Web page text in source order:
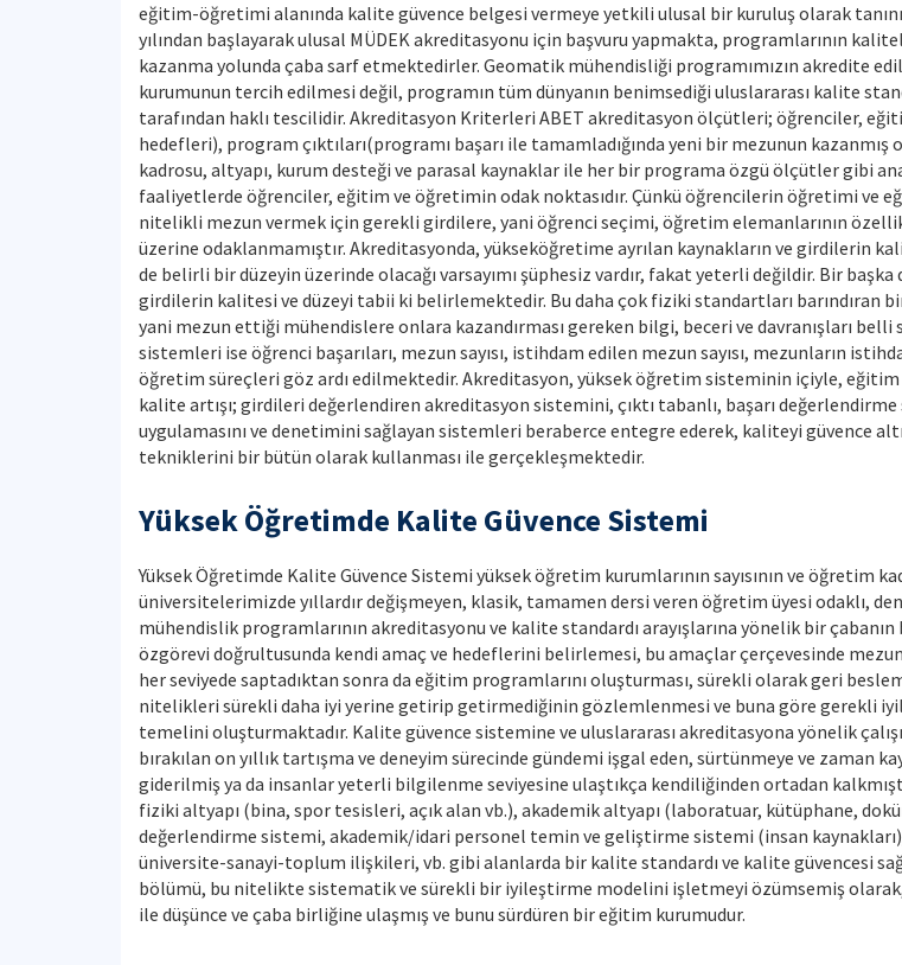
eğitim-öğretimi alanında kalite güvence belgesi vermeye yetkili ulusal bir kuruluş olarak
yılından başlayarak ulusal MÜDEK akreditasyonu için başvuru yapmakta, programlarının
kazanma yolunda çaba sarf etmektedirler. Geomatik mühendisliği programımızın akredite
kurumunun tercih edilmesi değil, programın tüm dünyanın benimsediği uluslararası kalite
tarafından haklı tescilidir. Akreditasyon Kriterleri ABET akreditasyon ölçütleri; öğrenciler,
hedefleri), program çıktıları(programı başarı ile tamamladığında yeni bir mezunun
kadrosu, altyapı, kurum desteği ve parasal kaynaklar ile her bir programa özgü ölçütler gibi
faaliyetlerde öğrenciler, eğitim ve öğretimin odak noktasıdır. Çünkü öğrencilerin öğretimi
nitelikli mezun vermek için gerekli girdilere, yani öğrenci seçimi, öğretim elemanlarının
üzerine odaklanmamıştır. Akreditasyonda, yükseköğretime ayrılan kaynakların ve girdilerin
de belirli bir düzeyin üzerinde olacağı varsayımı şüphesiz vardır, fakat yeterli değildir. Bir
girdilerin kalitesi ve düzeyi tabii ki belirlemektedir. Bu daha çok fiziki standartları
yani mezun ettiği mühendislere onlara kazandırması gereken bilgi, beceri ve davranışları
sistemleri ise öğrenci başarıları, mezun sayısı, istihdam edilen mezun sayısı, mezunların
öğretim süreçleri göz ardı edilmektedir. Akreditasyon, yüksek öğretim sisteminin içiyle,
kalite artışı; girdileri değerlendiren akreditasyon sistemini, çıktı tabanlı, başarı
uygulamasını ve denetimini sağlayan sistemleri beraberce entegre ederek, kaliteyi güvence
tekniklerini bir bütün olarak kullanması ile gerçekleşmektedir.
Yüksek Öğretimde Kalite Güvence Sistemi
Yüksek Öğretimde Kalite Güvence Sistemi yüksek öğretim kurumlarının sayısının ve öğretim
üniversitelerimizde yıllardır değişmeyen, klasik, tamamen dersi veren öğretim üyesi odaklı,
mühendislik programlarının akreditasyonu ve kalite standardı arayışlarına yönelik bir
özgörevi doğrultusunda kendi amaç ve hedeflerini belirlemesi, bu amaçlar çerçevesinde
her seviyede saptadıktan sonra da eğitim programlarını oluşturması, sürekli olarak geri
nitelikleri sürekli daha iyi yerine getirip getirmediğinin gözlemlenmesi ve buna göre gerekli
temelini oluşturmaktadır. Kalite güvence sistemine ve uluslararası akreditasyona yönelik
bırakılan on yıllık tartışma ve deneyim sürecinde gündemi işgal eden, sürtünmeye ve zaman
giderilmiş ya da insanlar yeterli bilgilenme seviyesine ulaştıkça kendiliğinden ortadan
fiziki altyapı (bina, spor tesisleri, açık alan vb.), akademik altyapı (laboratuar, kütüphane,
değerlendirme sistemi, akademik/idari personel temin ve geliştirme sistemi (insan
üniversite-sanayi-toplum ilişkileri, vb. gibi alanlarda bir kalite standardı ve kalite güvencesi
bölümü, bu nitelikte sistematik ve sürekli bir iyileştirme modelini işletmeyi özümsemiş
ile düşünce ve çaba birliğine ulaşmış ve bunu sürdüren bir eğitim kurumudur.